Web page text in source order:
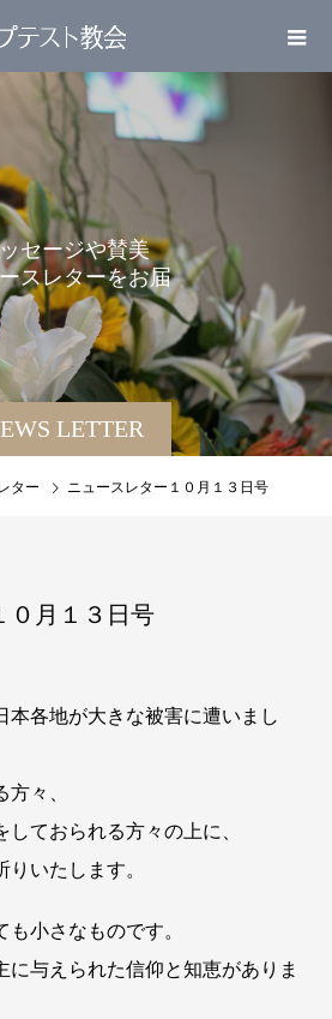
LETTER
ッセージや賛美
レターをお届けします
ター ニュースレター１０月１３日号
０月１３日号
本各地が大きな被害に遭いまし
々、
ておられる方々の上に、
いたします。
小さなものです。
に与えられた信仰と知恵がありま